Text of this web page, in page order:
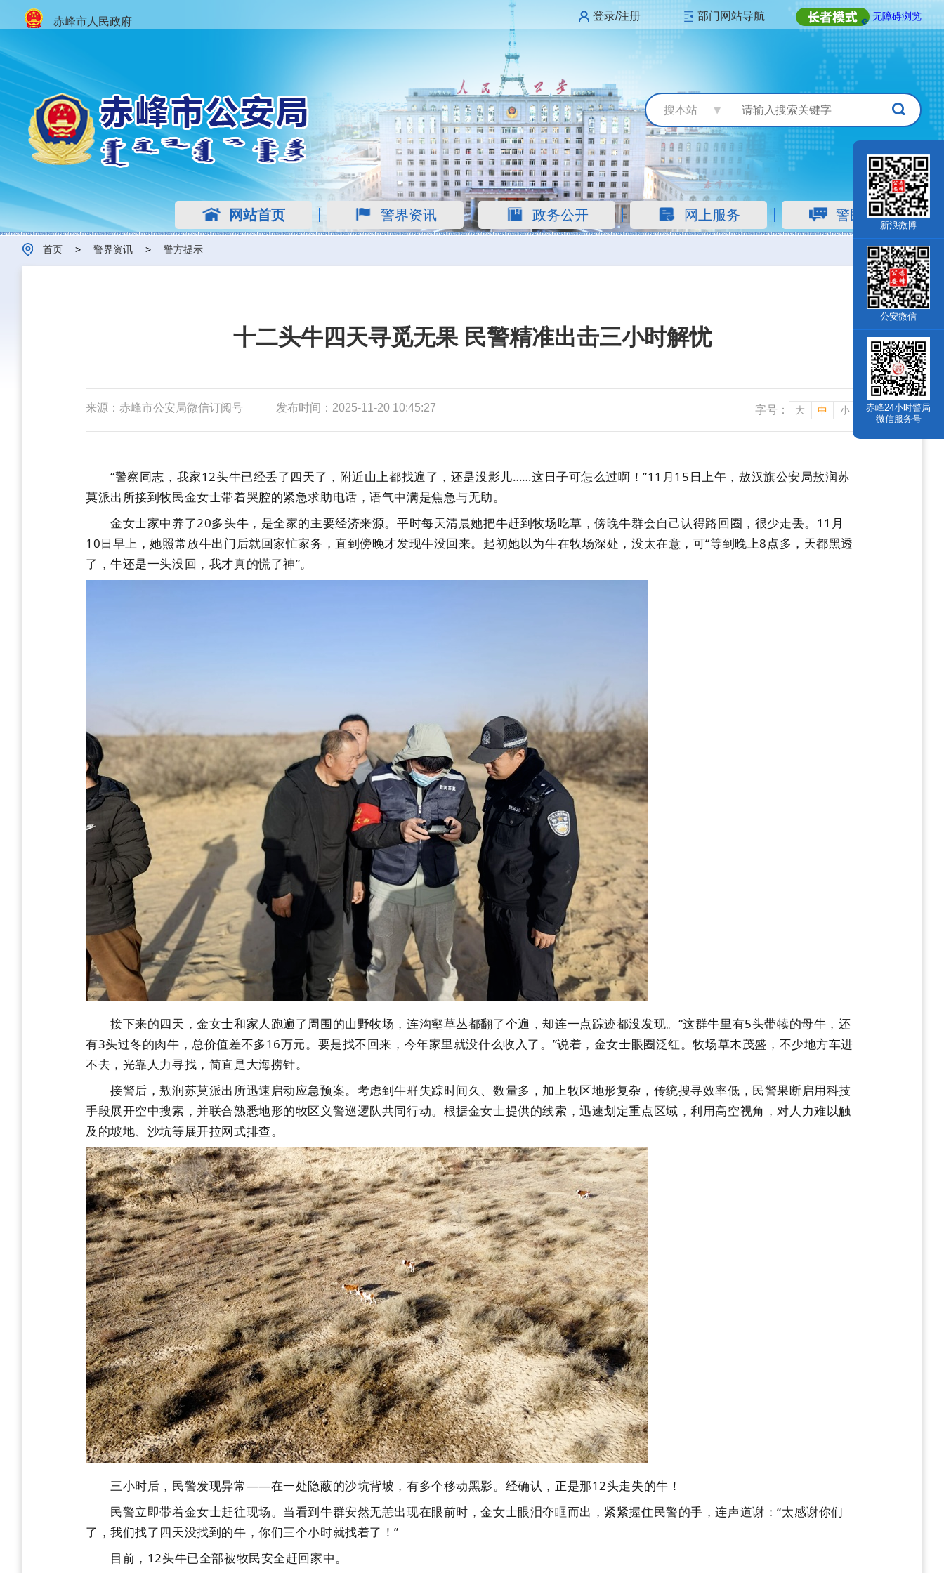
赤峰市人民政府 登录/注册 部门网站导航 无障碍浏览
搜本站
网站首页 警界资讯 政务公开 网上服务 警民互动
新浪微博
公安微信
赤峰24小时警局
微信服务号
首页 > 警界资讯 > 警方提示
十二头牛四天寻觅无果 民警精准出击三小时解忧
来源：赤峰市公安局微信订阅号 发布时间：2025-11-20 10:45:27 字号： 大 中 小
“警察同志，我家12头牛已经丢了四天了，附近山上都找遍了，还是没影儿……这日子可怎么过啊！”11月15日上午，敖汉旗公安局敖润苏
莫派出所接到牧民金女士带着哭腔的紧急求助电话，语气中满是焦急与无助。
金女士家中养了20多头牛，是全家的主要经济来源。平时每天清晨她把牛赶到牧场吃草，傍晚牛群会自己认得路回圈，很少走丢。11月
10日早上，她照常放牛出门后就回家忙家务，直到傍晚才发现牛没回来。起初她以为牛在牧场深处，没太在意，可“等到晚上8点多，天都黑透
了，牛还是一头没回，我才真的慌了神”。
接下来的四天，金女士和家人跑遍了周围的山野牧场，连沟壑草丛都翻了个遍，却连一点踪迹都没发现。“这群牛里有5头带犊的母牛，还
有3头过冬的肉牛，总价值差不多16万元。要是找不回来，今年家里就没什么收入了。”说着，金女士眼圈泛红。牧场草木茂盛，不少地方车进
不去，光靠人力寻找，简直是大海捞针。
接警后，敖润苏莫派出所迅速启动应急预案。考虑到牛群失踪时间久、数量多，加上牧区地形复杂，传统搜寻效率低，民警果断启用科技
手段展开空中搜索，并联合熟悉地形的牧区 义警巡逻队共同行动。根据金女士提供的线索，迅速划定重点区域，利用高空视角，对人力难以触
及的坡地、沙坑等展开拉网式排查。
三小时后，民警发现异常——在一处隐蔽的沙坑背坡，有多个移动黑影。经确认，正是那12头走失的牛！
民警立即带着金女士赶往现场。当看到牛群安然无恙出现在眼前时，金女士眼泪夺眶而出，紧紧握住民警的手，连声道谢：“太感谢你们
了，我们找了四天没找到的牛，你们三个小时就找着了！”
目前，12头牛已全部被牧民安全赶回家中。